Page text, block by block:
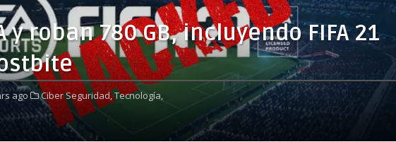
y roban 780 GB, incluyendo FIFA 21
ago Ciber Seguridad,Tecnología,